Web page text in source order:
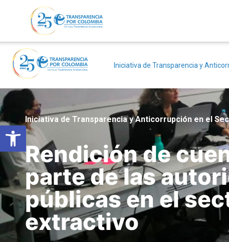
Abrir barra de herramientas
Iniciativa de Transparencia y
Iniciativa de Transparencia y Anticorrupción en el
Rendición de
parte de las
públicas en el
extractivo